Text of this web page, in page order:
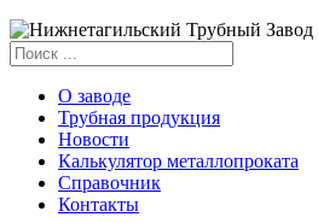
О заводе
Трубная продукция
Новости
Калькулятор металлопроката
Справочник
Контакты